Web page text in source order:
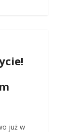
już w